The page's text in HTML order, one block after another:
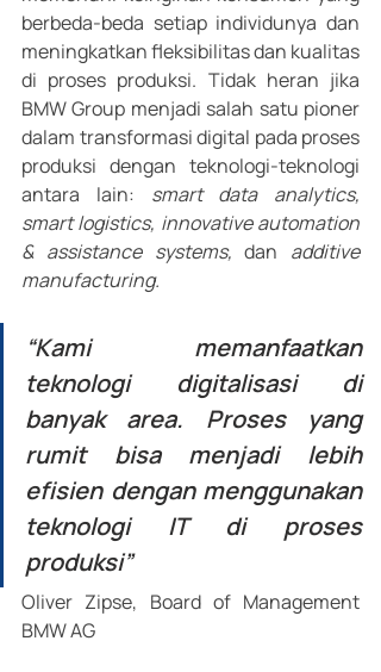
berbeda-beda setiap individunya dan
meningkatkan fleksibilitas dan kualitas
di proses produksi. Tidak heran jika
BMW Group menjadi salah satu pioner
dalam transformasi digital pada proses
produksi dengan teknologi-teknologi
antara lain: smart data analytics,
smart logistics, innovative automation
& assistance systems, dan additive
manufacturing.
“Kami memanfaatkan
teknologi digitalisasi di
banyak area. Proses yang
rumit bisa menjadi lebih
efisien dengan menggunakan
teknologi IT di proses
produksi”
Oliver Zipse, Board of Management
BMW AG